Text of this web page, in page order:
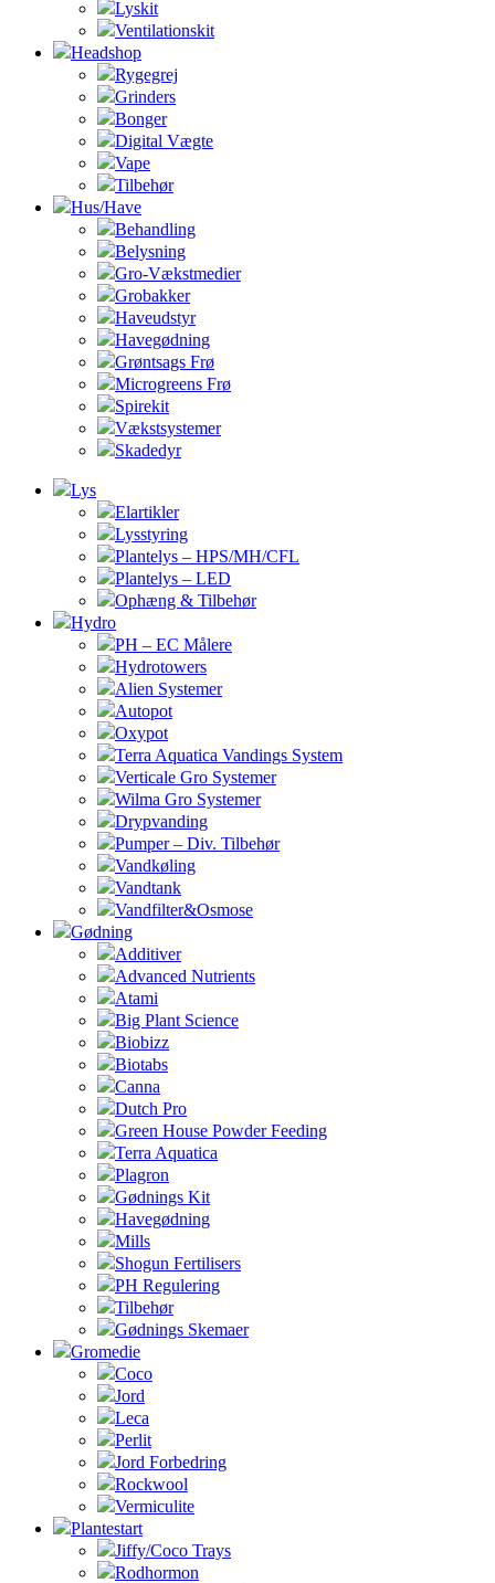
Lyskit
Ventilationskit
Headshop
Rygegrej
Grinders
Bonger
Digital Vægte
Vape
Tilbehør
Hus/Have
Behandling
Belysning
Gro-Vækstmedier
Grobakker
Haveudstyr
Havegødning
Grøntsags Frø
Microgreens Frø
Spirekit
Vækstsystemer
Skadedyr
Lys
Elartikler
Lysstyring
Plantelys – HPS/MH/CFL
Plantelys – LED
Ophæng & Tilbehør
Hydro
PH – EC Målere
Hydrotowers
Alien Systemer
Autopot
Oxypot
Terra Aquatica Vandings System
Verticale Gro Systemer
Wilma Gro Systemer
Drypvanding
Pumper – Div. Tilbehør
Vandkøling
Vandtank
Vandfilter&Osmose
Gødning
Additiver
Advanced Nutrients
Atami
Big Plant Science
Biobizz
Biotabs
Canna
Dutch Pro
Green House Powder Feeding
Terra Aquatica
Plagron
Gødnings Kit
Havegødning
Mills
Shogun Fertilisers
PH Regulering
Tilbehør
Gødnings Skemaer
Gromedie
Coco
Jord
Leca
Perlit
Jord Forbedring
Rockwool
Vermiculite
Plantestart
Jiffy/Coco Trays
Rodhormon